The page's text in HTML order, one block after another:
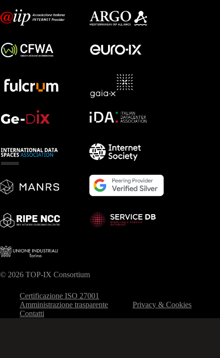
© 2026 TOP-IX Consortium
Certificazione ISO 27001
Amministrazione trasparente
Privacy & Cookies
Contatti